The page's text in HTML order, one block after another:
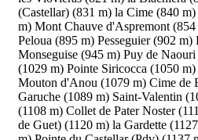
(Castellar) (831 m) la Cime (840 m)
m) Mont Chauve d'Aspremont (854
Peloua (895 m) Pesseguier (902 m)
Monseguise (945 m) Puy de
(1029 m) Pointe Siricocca (1050 m)
Mouton d'Anou (1079 m) Cime de
Garuche (1089 m) Saint-Valentin
(1108 m) Collet de Pater Noster
de Guet) (1120 m) la Gardette